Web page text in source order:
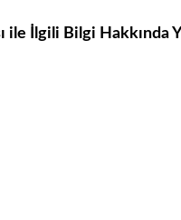
ile İlgili Bilgi Hakkında